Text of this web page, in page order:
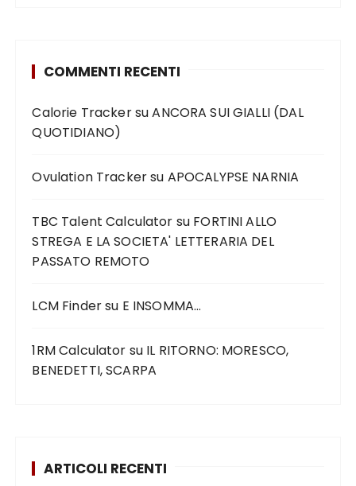
COMMENTI RECENTI
Calorie TrackersuANCORA SUI GIALLI (DAL
QUOTIDIANO)
Ovulation Trackersu APOCALYPSE NARNIA
TBC Talent Calculator su FORTINI ALLO
STREGA E LA SOCIETA' LETTERARIA DEL
PASSATO REMOTO
LCM Findersu E INSOMMA…
1RM Calculator su IL RITORNO: MORESCO,
BENEDETTI, SCARPA
ARTICOLI RECENTI